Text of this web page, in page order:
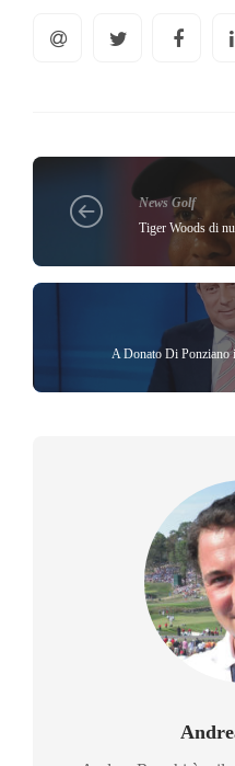
News Golf
Tiger Woods di
A Donato Di